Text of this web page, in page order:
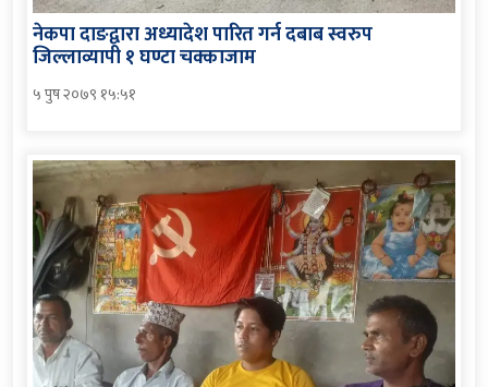
नेकपा दाङद्वारा अध्यादेश पारित गर्न दबाब स्वरुप
जिल्लाव्यापी १ घण्टा चक्काजाम
५ पुष २०७९ १५:५१